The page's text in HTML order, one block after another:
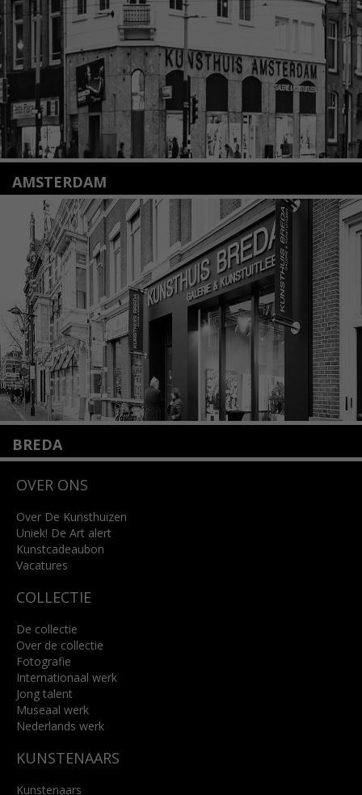
Lees meer
AMSTERDAM
Amstelveenseweg 135
1075 VX Amsterdam
+31 (0)20 2332546
info@kunsthuisamsterdam.nl
Lees meer
BREDA
4818 SB Breda
info@kunsthuisbreda.nl
Lees meer
OVER ONS
Over De Kunsthuizen
Uniek! De Art alert
Kunstcadeaubon
Vacatures
COLLECTIE
De collectie
Over de collectie
Fotografie
Internationaal werk
Jong talent
Museaal werk
Nederlands werk
KUNSTENAARS
Kunstenaars